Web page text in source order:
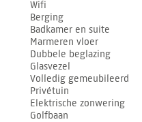
Wifi
Berging
Badkamer en suite
Marmeren vloer
Dubbele beglazing
Glasvezel
Volledig gemeubileerd
Privétuin
Elektrische zonwering
Golfbaan